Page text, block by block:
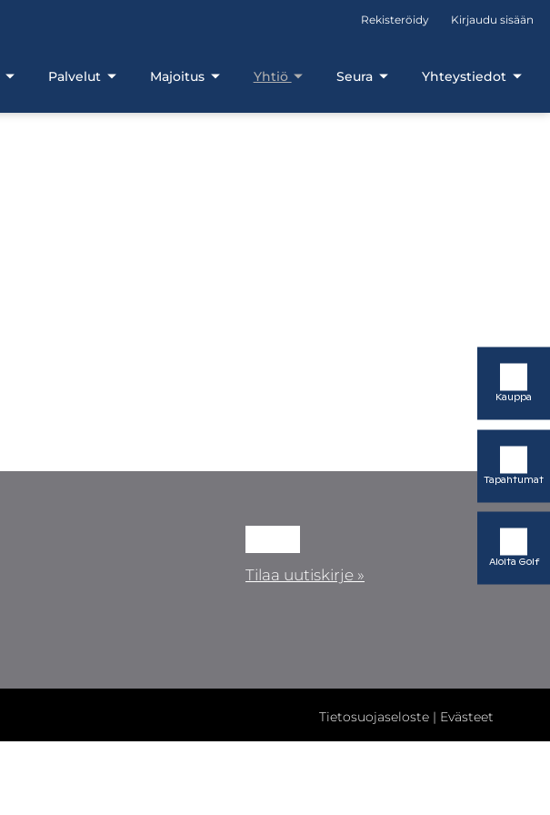
Rekisteröidy Kirjaudu sisään
Palvelut Majoitus Yhtiö Seura Yhteystiedot
Kauppa
Tapahtumat
Aloita Golf
Tilaa uutiskirje »
Tietosuojaseloste | Evästeet